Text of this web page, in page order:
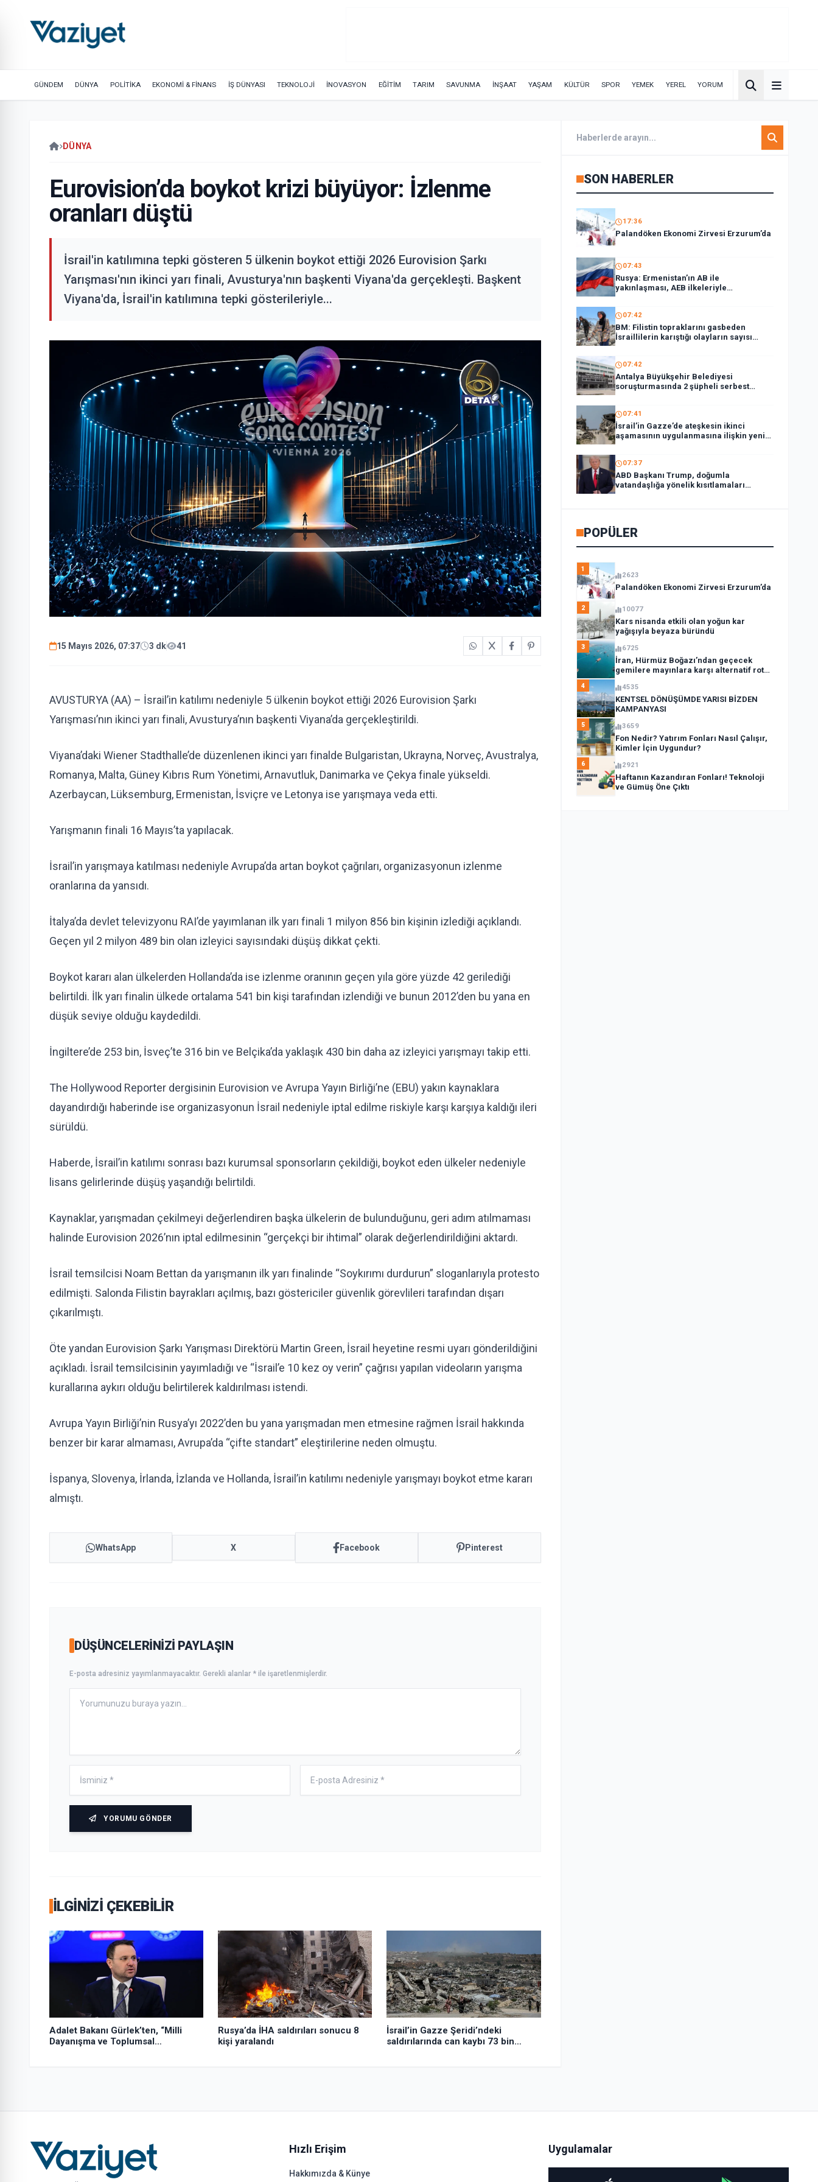
GÜNDEM DÜNYA POLİTİKA EKONOMİ & FİNANS İŞ DÜNYASI TEKNOLOJİ İNOVASYON EĞİTİM TARIM SAVUNMA İNŞAAT YAŞAM KÜLTÜR SPOR YEMEK YEREL YORUM
DÜNYA
Eurovision’da boykot krizi büyüyor: İzlenme
oranları düştü
İsrail'in katılımına tepki gösteren 5 ülkenin boykot ettiği 2026 Eurovision Şarkı
Yarışması'nın ikinci yarı finali, Avusturya'nın başkenti Viyana'da gerçekleşti. Başkent
Viyana'da, İsrail'in katılımına tepki gösterileriyle...
15 Mayıs 2026, 07:37 3 dk 41
AVUSTURYA (AA) – İsrail’in katılımı nedeniyle 5 ülkenin boykot ettiği 2026 Eurovision Şarkı
Yarışması’nın ikinci yarı finali, Avusturya’nın başkenti Viyana’da gerçekleştirildi.
Viyana’daki Wiener Stadthalle’de düzenlenen ikinci yarı finalde Bulgaristan, Ukrayna, Norveç, Avustralya,
Romanya, Malta, Güney Kıbrıs Rum Yönetimi, Arnavutluk, Danimarka ve Çekya finale yükseldi.
Azerbaycan, Lüksemburg, Ermenistan, İsviçre ve Letonya ise yarışmaya veda etti.
Yarışmanın finali 16 Mayıs’ta yapılacak.
İsrail’in yarışmaya katılması nedeniyle Avrupa’da artan boykot çağrıları, organizasyonun izlenme
oranlarına da yansıdı.
İtalya’da devlet televizyonu RAI’de yayımlanan ilk yarı finali 1 milyon 856 bin kişinin izlediği açıklandı.
Geçen yıl 2 milyon 489 bin olan izleyici sayısındaki düşüş dikkat çekti.
Boykot kararı alan ülkelerden Hollanda’da ise izlenme oranının geçen yıla göre yüzde 42 gerilediği
belirtildi. İlk yarı finalin ülkede ortalama 541 bin kişi tarafından izlendiği ve bunun 2012’den bu yana en
düşük seviye olduğu kaydedildi.
İngiltere’de 253 bin, İsveç’te 316 bin ve Belçika’da yaklaşık 430 bin daha az izleyici yarışmayı takip etti.
The Hollywood Reporter dergisinin Eurovision ve Avrupa Yayın Birliği’ne (EBU) yakın kaynaklara
dayandırdığı haberinde ise organizasyonun İsrail nedeniyle iptal edilme riskiyle karşı karşıya kaldığı ileri
sürüldü.
Haberde, İsrail’in katılımı sonrası bazı kurumsal sponsorların çekildiği, boykot eden ülkeler nedeniyle
lisans gelirlerinde düşüş yaşandığı belirtildi.
Kaynaklar, yarışmadan çekilmeyi değerlendiren başka ülkelerin de bulunduğunu, geri adım atılmaması
halinde Eurovision 2026’nın iptal edilmesinin “gerçekçi bir ihtimal” olarak değerlendirildiğini aktardı.
İsrail temsilcisi Noam Bettan da yarışmanın ilk yarı finalinde “Soykırımı durdurun” sloganlarıyla protesto
edilmişti. Salonda Filistin bayrakları açılmış, bazı göstericiler güvenlik görevlileri tarafından dışarı
çıkarılmıştı.
Öte yandan Eurovision Şarkı Yarışması Direktörü Martin Green, İsrail heyetine resmi uyarı gönderildiğini
açıkladı. İsrail temsilcisinin yayımladığı ve “İsrail’e 10 kez oy verin” çağrısı yapılan videoların yarışma
kurallarına aykırı olduğu belirtilerek kaldırılması istendi.
Avrupa Yayın Birliği’nin Rusya’yı 2022’den bu yana yarışmadan men etmesine rağmen İsrail hakkında
benzer bir karar almaması, Avrupa’da “çifte standart” eleştirilerine neden olmuştu.
İspanya, Slovenya, İrlanda, İzlanda ve Hollanda, İsrail’in katılımı nedeniyle yarışmayı boykot etme kararı
almıştı.
WhatsApp X Facebook Pinterest
DÜŞÜNCELERINIZI PAYLAŞIN
E-posta adresiniz yayımlanmayacaktır. Gerekli alanlar * ile işaretlenmişlerdir.
YORUMU GÖNDER
İLGINIZI ÇEKEBILIR
Adalet Bakanı Gürlek’ten, “Milli
Dayanışma ve Toplumsal
Rusya’da İHA saldırıları sonucu 8
kişi yaralandı
İsrail’in Gazze Şeridi’ndeki
saldırılarında can kaybı 73 bin
SON HABERLER
17:36
Palandöken Ekonomi Zirvesi Erzurum’da
07:43
Rusya: Ermenistan’ın AB ile
yakınlaşması, AEB ilkeleriyle
bağdaşmıyor
07:42
BM: Filistin topraklarını gasbeden
İsraillilerin karıştığı olayların sayısı
1380’i aştı
07:42
Antalya Büyükşehir Belediyesi
soruşturmasında 2 şüpheli serbest
bırakıldı
07:41
İsrail’in Gazze’de ateşkesin ikinci
aşamasının uygulanmasına ilişkin yeni
yol haritasını reddettiği bildirildi
07:37
ABD Başkanı Trump, doğumla
vatandaşlığa yönelik kısıtlamaları
genişleten kararnameler imzaladı
POPÜLER
1
2623
Palandöken Ekonomi Zirvesi Erzurum’da
2 10077
Kars nisanda etkili olan yoğun kar
yağışıyla beyaza büründü
3 6725
İran, Hürmüz Boğazı’ndan geçecek
gemilere mayınlara karşı alternatif rota
4 4535
KENTSEL DÖNÜŞÜMDE YARISI BİZDEN
KAMPANYASI
5 3659
Fon Nedir? Yatırım Fonları Nasıl Çalışır,
Kimler İçin Uygundur?
6 2921
Haftanın Kazandıran Fonları! Teknoloji
ve Gümüş Öne Çıktı
Hızlı Erişim
Hakkımızda & Künye
Uygulamalar